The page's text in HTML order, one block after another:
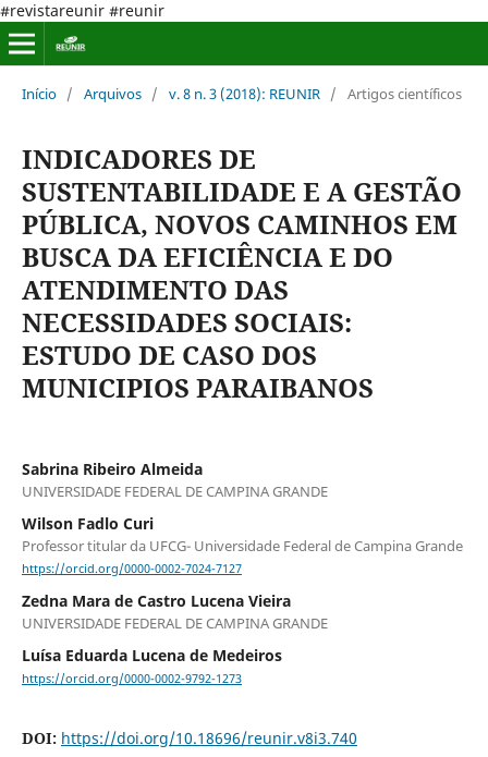
#revistareunir #reunir
Início / Arquivos / v. 8 n. 3 (2018): REUNIR / Artigos científicos
INDICADORES DE
SUSTENTABILIDADE E A GESTÃO
PÚBLICA, NOVOS CAMINHOS EM
BUSCA DA EFICIÊNCIA E DO
ATENDIMENTO DAS
NECESSIDADES SOCIAIS:
ESTUDO DE CASO DOS
MUNICIPIOS PARAIBANOS
Sabrina Ribeiro Almeida
UNIVERSIDADE FEDERAL DE CAMPINA GRANDE
Wilson Fadlo Curi
Professor titular da UFCG- Universidade Federal de Campina Grande
https://orcid.org/0000-0002-7024-7127
Zedna Mara de Castro Lucena Vieira
UNIVERSIDADE FEDERAL DE CAMPINA GRANDE
Luísa Eduarda Lucena de Medeiros
https://orcid.org/0000-0002-9792-1273
DOI: https://doi.org/10.18696/reunir.v8i3.740